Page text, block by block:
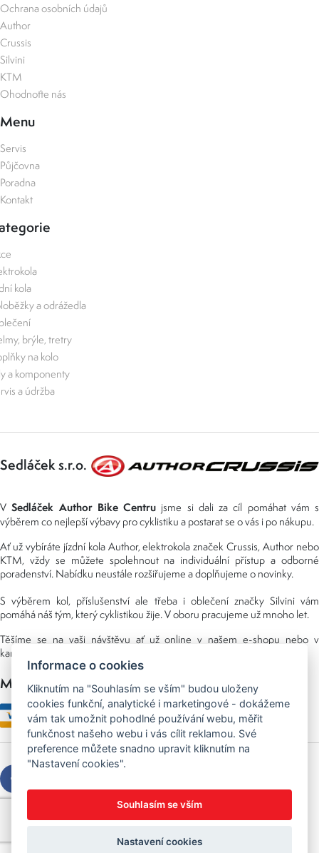
Ochrana osobních údajů
Author
Crussis
Silvini
KTM
Ohodnoťte nás
Menu
Servis
Půjčovna
Poradna
Kontakt
kola
a odrážedla
brýle, tretry
na kolo
a komponenty
a údržba
Sedláček s.r.o.
VSedláček Author Bike Centru jsme si dali za cíl pomáhat vám s
výběrem co nejlepší výbavy pro cyklistiku a postarat se o vás i po nákupu.
Ať už vybíráte jízdní kola Author, elektrokola značek Crussis, Author nebo
KTM, vždy se můžete spolehnout na individuální přístup a odborné
poradenství. Nabídku neustále rozšiřujeme a doplňujeme o novinky.
S výběrem kol, příslušenství ale třeba i oblečení značky Silvini vám
pomáhá náš tým, který cyklistikou žije. V oboru pracujeme už mnoho let.
Těšíme se na vaši návštěvu ať už online v našem e-shopu nebo v
kamenné prodejně, kterou najdete v NS (nákupní středisko) URAN.
Možnosti platby
Copyright © 2026 Sedláček s.r.o.
Created byOLC Webdesign
Informace o cookies
Kliknutím na "Souhlasím se vším" budou uloženy
cookies funkční, analytické i marketingové - dokážeme
vám tak umožnit pohodlné používání webu, měřit
funkčnost našeho webu i vás cílit reklamou. Své
preference můžete snadno upravit kliknutím na
"Nastavení cookies".
Souhlasím se vším
Nastavení cookies